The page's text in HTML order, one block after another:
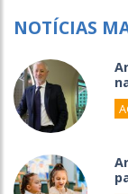
NOTÍCIAS